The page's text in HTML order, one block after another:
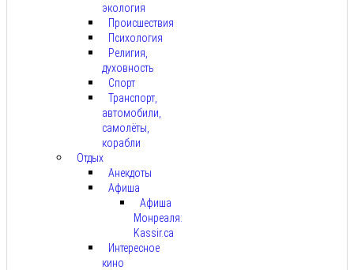
экология
Происшествия
Психология
Религия,
духовность
Спорт
Транспорт,
автомобили,
самолёты,
корабли
Отдых
Анекдоты
Афиша
Афиша
Монреаля:
Kassir.ca
Интересное
кино